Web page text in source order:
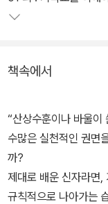
진실한 회개를 불러일
책속에서
“산상수훈이나 바울이
수많은 실천적인 권면
까?
제대로 배운 신자라면,
규칙적으로 나아가는